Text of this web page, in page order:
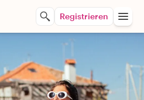
Registrieren